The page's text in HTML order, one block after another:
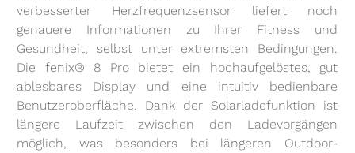
verbesserter Herzfrequenzsensor liefert noch
genauere Informationen zu Ihrer Fitness und
Gesundheit, selbst unter extremsten Bedingungen.
Die fenix® 8 Pro bietet ein hochaufgelöstes, gut
ablesbares Display und eine intuitiv bedienbare
Benutzeroberfläche. Dank der Solarladefunktion ist
längere Laufzeit zwischen den Ladevorgängen
möglich, was besonders bei längeren Outdoor-